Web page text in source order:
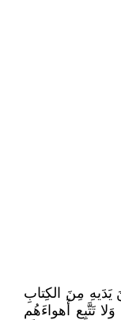
يَدَيهِ مِنَ الكِتابِ
تَتَّبِع أَهواءَهُم